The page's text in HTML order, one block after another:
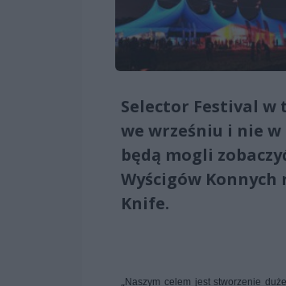
Selector Festival w
we wrześniu i nie
będą mogli
Wyścigów Konnych
Knife.
„Naszym celem jest stworzenie